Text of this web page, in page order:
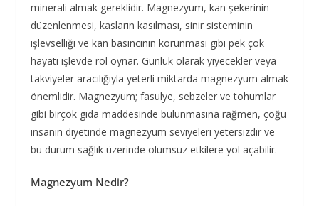
minerali almak gereklidir. Magnezyum, kan şekerinin
düzenlenmesi, kasların kasılması, sinir sisteminin
işlevselliği ve kan basıncının korunması gibi pek çok
hayati işlevde rol oynar. Günlük olarak yiyecekler veya
takviyeler aracılığıyla yeterli miktarda magnezyum almak
önemlidir. Magnezyum; fasulye, sebzeler ve tohumlar
gibi birçok gıda maddesinde bulunmasına rağmen, çoğu
insanın diyetinde magnezyum seviyeleri yetersizdir ve
bu durum sağlık üzerinde olumsuz etkilere yol açabilir.
Magnezyum Nedir?